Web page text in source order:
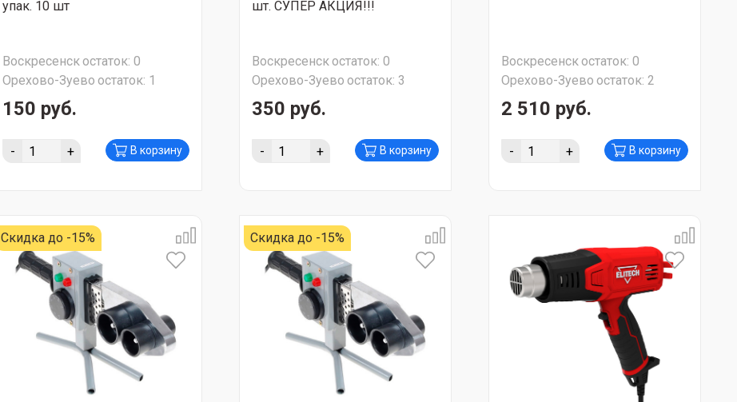
упак. 10 шт
Воскресенскостаток: 0
Орехово-Зуево остаток: 1
150 руб.
- + В корзину
шт. СУПЕР АКЦИЯ!!!
Воскресенскостаток: 0
Орехово-Зуево остаток: 3
350 руб.
- + В корзину
Воскресенскостаток: 0
Орехово-Зуево остаток: 2
2 510 руб.
- + В корзину
Скидка до -15% Скидка до -15%